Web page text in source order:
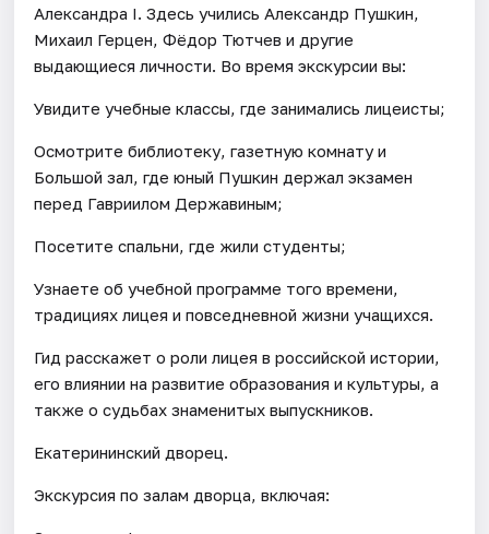
Александра I. Здесь учились Александр Пушкин,
Михаил Герцен, Фёдор Тютчев и другие
выдающиеся личности. Во время экскурсии вы:
Увидите учебные классы, где занимались лицеисты;
Осмотрите библиотеку, газетную комнату и
Большой зал, где юный Пушкин держал экзамен
перед Гавриилом Державиным;
Посетите спальни, где жили студенты;
Узнаете об учебной программе того времени,
традициях лицея и повседневной жизни учащихся.
Гид расскажет о роли лицея в российской истории,
его влиянии на развитие образования и культуры, а
также о судьбах знаменитых выпускников.
Екатерининский дворец.
Экскурсия по залам дворца, включая: